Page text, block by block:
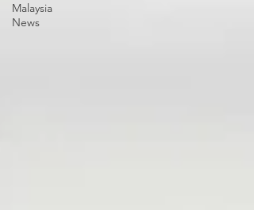
Malaysia
News